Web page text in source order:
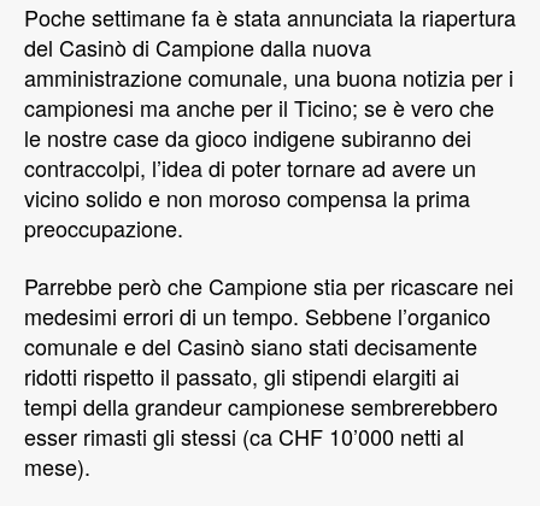
Poche settimane fa è stata annunciata la riapertura
del Casinò di Campione dalla nuova
amministrazione comunale, una buona notizia per i
campionesi ma anche per il Ticino; se è vero che
le nostre case da gioco indigene subiranno dei
contraccolpi, l’idea di poter tornare ad avere un
vicino solido e non moroso compensa la prima
preoccupazione.
Parrebbe però che Campione stia per ricascare nei
medesimi errori di un tempo. Sebbene l’organico
comunale e del Casinò siano stati decisamente
ridotti rispetto il passato, gli stipendi elargiti ai
tempi della grandeur campionese sembrerebbero
esser rimasti gli stessi (ca CHF 10’000 netti al
mese).